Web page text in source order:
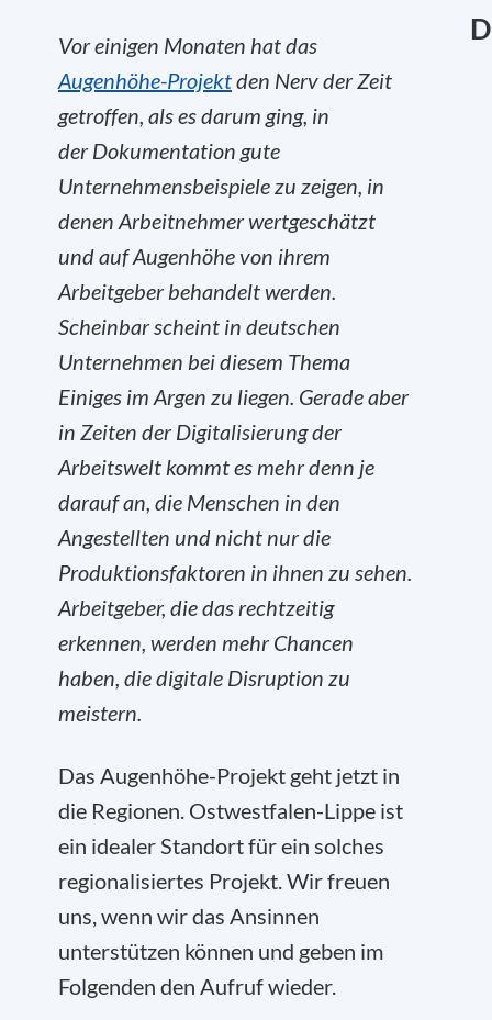
Vor einigen Monaten hat das
Augenhöhe-Projektden Nerv der Zeit
getroffen, als es darum ging, in
der Dokumentation gute
Unternehmensbeispiele zu zeigen, in
denen Arbeitnehmer wertgeschätzt
und auf Augenhöhe von ihrem
Arbeitgeber behandelt werden.
Scheinbar scheint in deutschen
Unternehmen bei diesem Thema
Einiges im Argen zu liegen. Gerade aber
in Zeiten der Digitalisierung der
Arbeitswelt kommt es mehr denn je
darauf an, die Menschen in den
Angestellten und nicht nur die
Produktionsfaktoren in ihnen zu sehen.
Arbeitgeber, die das rechtzeitig
erkennen, werden mehr Chancen
haben, die digitale Disruption zu
meistern.
Das Augenhöhe-Projekt geht jetzt in
die Regionen. Ostwestfalen-Lippe ist
ein idealer Standort für ein solches
regionalisiertes Projekt. Wir freuen
uns, wenn wir das Ansinnen
unterstützen können und geben im
Folgenden den Aufruf wieder.